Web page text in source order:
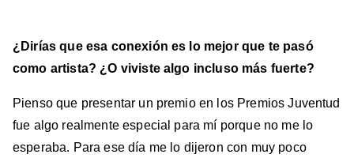
¿Dirías que esa conexión es lo mejor que te pasó
como artista? ¿O viviste algo incluso más fuerte?
Pienso que presentar un premio en los Premios Juventud
fue algo realmente especial para mí porque no me lo
esperaba. Para ese día me lo dijeron con muy poco